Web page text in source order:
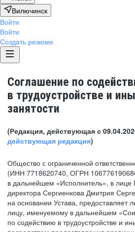
Вилючинск
Войти
Войти
Создать резюме
Соглашение по
в трудоустройстве и
занятости
(Редакция, действующая с
действующая редакция)
Общество с ограниченной
(ИНН 7718620740, ОГРН
в дальнейшем «Исполнитель», в лице
директора Сергиенкова Дмитрия
на основании Устава, предоставляет
лицу, именуемому в дальнейшем
по содействию в трудоустройстве и